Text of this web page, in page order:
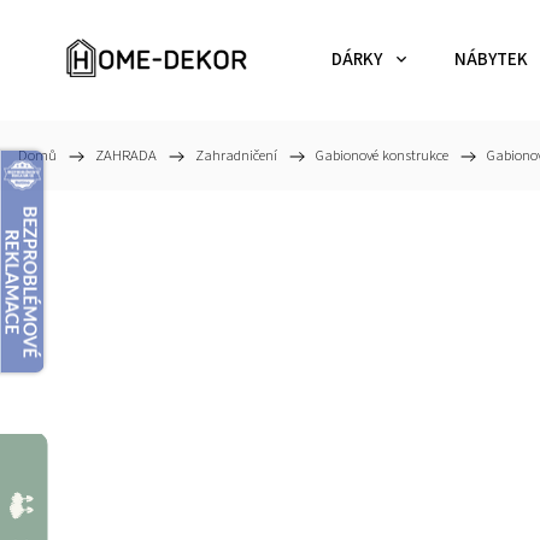
DÁRKY NÁBYTEK
Domů / ZAHRADA / Zahradničení / Gabionové konstrukce /